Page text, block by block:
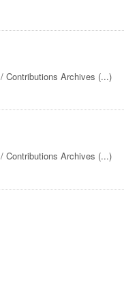
Contributions Archives (...)
Contributions Archives (...)